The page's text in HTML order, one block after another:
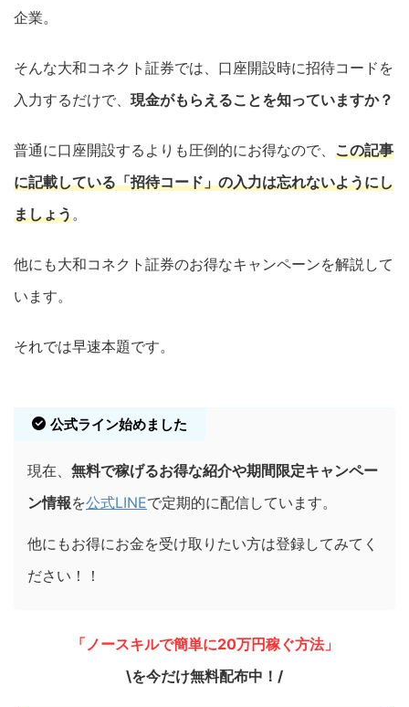
企業。
そんな大和コネクト証券では、口座開設時に招待コードを
入力するだけで、 現金がもらえることを知っていますか？
普通に口座開設するよりも圧倒的にお得なので、 この記事
に記載している「招待コード」の入力は忘れないようにし
ましょう。
他にも大和コネクト証券のお得なキャンペーンを解説して
います。
それでは早速本題です。
公式ライン始めました
現在、 無料で稼げるお得な紹介や期間限定キャンペー
ン情報を公式LINEで定期的に配信しています。
他にもお得にお金を受け取りたい方は登録してみてく
ださい！！
「ノースキルで簡単に20万円稼ぐ方法」
\を今だけ無料配布中！/